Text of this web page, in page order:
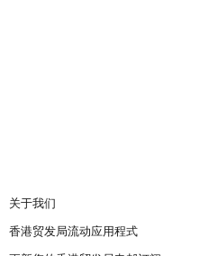
关于我们
香港贸发局流动应用程式